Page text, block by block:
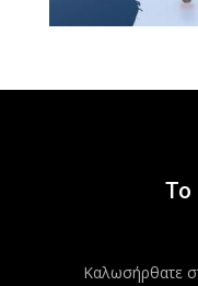
Το
Καλωσήρθατε